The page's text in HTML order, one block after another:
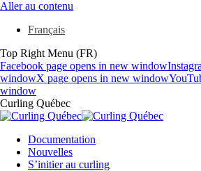
Aller au contenu
Français
Top Right Menu (FR)
Facebook page opens in new window
windowX page opens in new window
window
Curling Québec
Documentation
Nouvelles
S’initier au curling